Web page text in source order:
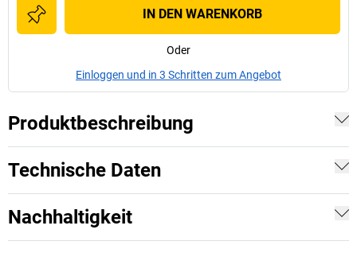
IN DEN WARENKORB
Oder
Einloggen und in 3 Schritten zum Angebot
Produktbeschreibung
Technische Daten
Nachhaltigkeit